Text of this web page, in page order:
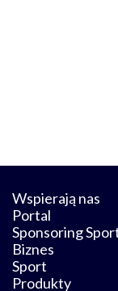
Wspierają nas
Portal
Sponsoring
Biznes
Sport
Produkty